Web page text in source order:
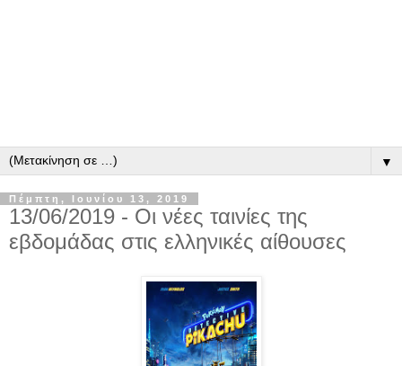
▼
Πέμπτη, Ιουνίου 13, 2019
13/06/2019 - Οι νέες ταινίες της
εβδομάδας στις ελληνικές αίθουσες